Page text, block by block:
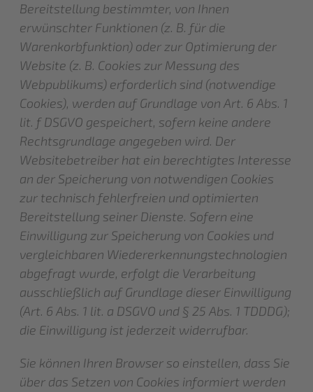
Bereitstellung bestimmter, von Ihnen
erwünschter Funktionen (z. B. für die
Warenkorbfunktion) oder zur Optimierung der
Website (z. B. Cookies zur Messung des
Webpublikums) erforderlich sind (notwendige
Cookies), werden auf Grundlage von Art. 6 Abs. 1
lit. f DSGVO gespeichert, sofern keine andere
Rechtsgrundlage angegeben wird. Der
Websitebetreiber hat ein berechtigtes Interesse
an der Speicherung von notwendigen Cookies
zur technisch fehlerfreien und optimierten
Bereitstellung seiner Dienste. Sofern eine
Einwilligung zur Speicherung von Cookies und
vergleichbaren Wiedererkennungstechnologien
abgefragt wurde, erfolgt die Verarbeitung
ausschließlich auf Grundlage dieser Einwilligung
(Art. 6 Abs. 1 lit. a DSGVO und § 25 Abs. 1 TDDDG);
die Einwilligung ist jederzeit widerrufbar.
Sie können Ihren Browser so einstellen, dass Sie
über das Setzen von Cookies informiert werden